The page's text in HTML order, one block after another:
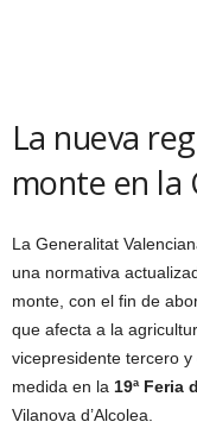
La nueva
monte en la
La Generalitat
una normativa
monte, con el fin de
que afecta a la
vicepresidente tercero
medida en la 19ª Feria
Vilanova d’Alcolea.